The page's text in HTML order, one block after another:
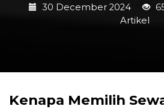
30 December 2024
Artikel
Kenapa Memilih